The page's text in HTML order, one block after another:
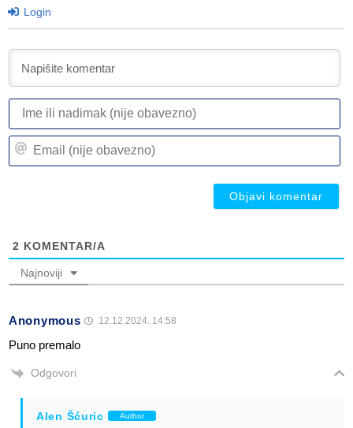
Login
2 KOMENTAR/A
Najnoviji
Anonymous 12.12.2024. 14:58
Puno premalo
Odgovori
Alen Šćuric Author